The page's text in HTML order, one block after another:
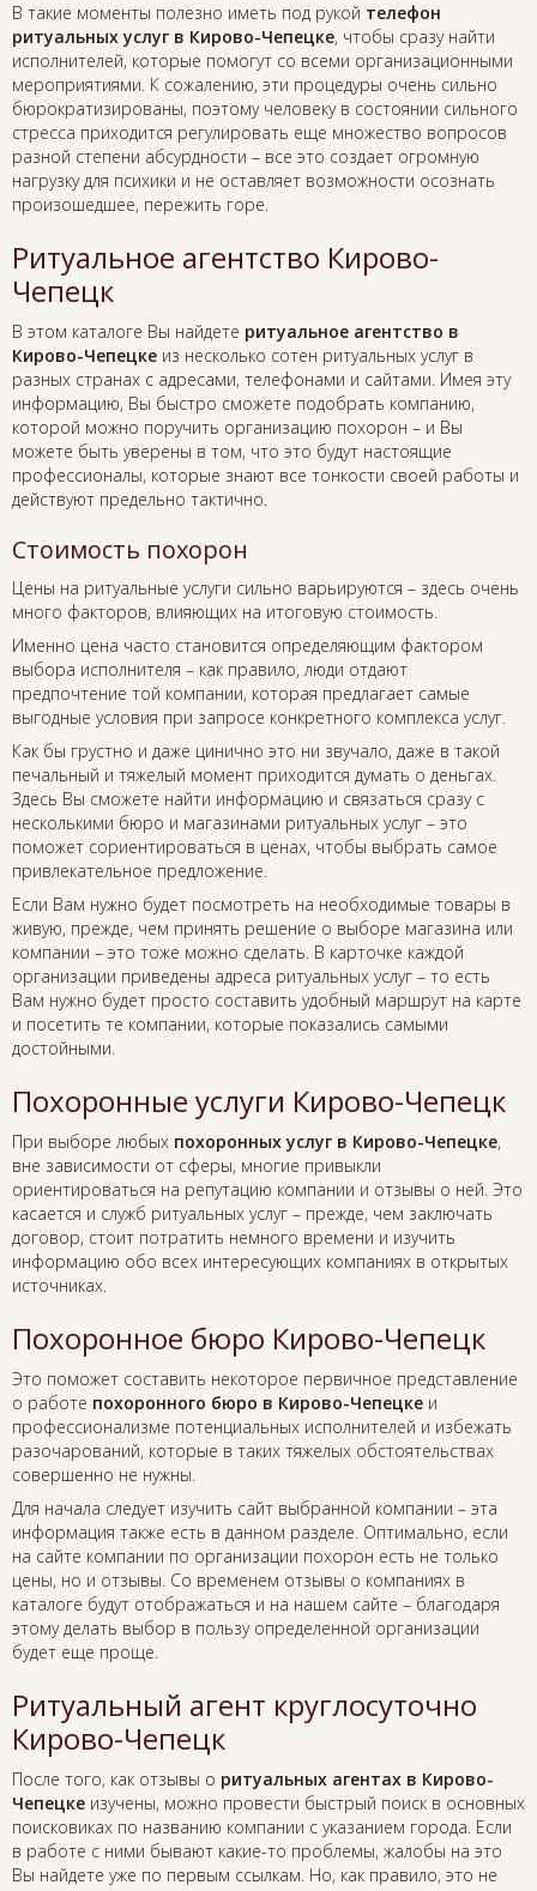
В такие моменты полезно иметь под рукой телефон
ритуальных услуг в Кирово-Чепецке, чтобы сразу найти
исполнителей, которые помогут со всеми организационными
мероприятиями. К сожалению, эти процедуры очень сильно
бюрократизированы, поэтому человеку в состоянии сильного
стресса приходится регулировать еще множество вопросов
разной степени абсурдности – все это создает огромную
нагрузку для психики и не оставляет возможности осознать
произошедшее, пережить горе.
Ритуальное агентство Кирово-
Чепецк
В этом каталоге Вы найдете ритуальное агентство в
Кирово-Чепецке из несколько сотен ритуальных услуг в
разных странах с адресами, телефонами и сайтами. Имея эту
информацию, Вы быстро сможете подобрать компанию,
которой можно поручить организацию похорон – и Вы
можете быть уверены в том, что это будут настоящие
профессионалы, которые знают все тонкости своей работы и
действуют предельно тактично.
Стоимость похорон
Цены на ритуальные услуги сильно варьируются – здесь очень
много факторов, влияющих на итоговую стоимость.
Именно цена часто становится определяющим фактором
выбора исполнителя – как правило, люди отдают
предпочтение той компании, которая предлагает самые
выгодные условия при запросе конкретного комплекса услуг.
Как бы грустно и даже цинично это ни звучало, даже в такой
печальный и тяжелый момент приходится думать о деньгах.
Здесь Вы сможете найти информацию и связаться сразу с
несколькими бюро и магазинами ритуальных услуг – это
поможет сориентироваться в ценах, чтобы выбрать самое
привлекательное предложение.
Если Вам нужно будет посмотреть на необходимые товары в
живую, прежде, чем принять решение о выборе магазина или
компании – это тоже можно сделать. В карточке каждой
организации приведены адреса ритуальных услуг – то есть
Вам нужно будет просто составить удобный маршрут на карте
и посетить те компании, которые показались самыми
достойными.
Похоронные услуги Кирово-Чепецк
При выборе любых похоронных услуг в Кирово-Чепецке,
вне зависимости от сферы, многие привыкли
ориентироваться на репутацию компании и отзывы о ней. Это
касается и служб ритуальных услуг – прежде, чем заключать
договор, стоит потратить немного времени и изучить
информацию обо всех интересующих компаниях в открытых
источниках.
Похоронное бюро Кирово-Чепецк
Это поможет составить некоторое первичное представление
о работе похоронного бюро в Кирово-Чепецке и
профессионализме потенциальных исполнителей и избежать
разочарований, которые в таких тяжелых обстоятельствах
совершенно не нужны.
Для начала следует изучить сайт выбранной компании – эта
информация также есть в данном разделе. Оптимально, если
на сайте компании по организации похорон есть не только
цены, но и отзывы. Со временем отзывы о компаниях в
каталоге будут отображаться и на нашем сайте – благодаря
этому делать выбор в пользу определенной организации
будет еще проще.
Ритуальный агент круглосуточно
Кирово-Чепецк
После того, как отзывы о ритуальных агентах в Кирово-
Чепецке изучены, можно провести быстрый поиск в основных
поисковиках по названию компании с указанием города. Если
в работе с ними бывают какие-то проблемы, жалобы на это
Вы найдете уже по первым ссылкам. Но, как правило, это не